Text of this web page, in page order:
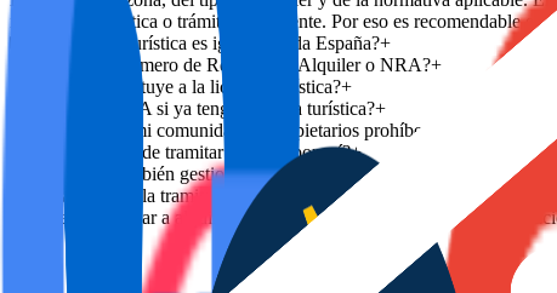
inscripción turística o trámite equivalente. Por eso es recomendable
¿La licencia turística es igual en toda España?+
¿Qué es el Número de Registro de Alquiler o NRA?+
¿El NRA sustituye a la licencia turística?+
¿Necesito NRA si ya tengo licencia turística?+
¿Qué pasa si mi comunidad de propietarios prohíbe el alquiler
¿DYGAV puede tramitar el NRA por mí?+
¿DYGAV también gestiona la vivienda después de tramitar la
¿Cuánto tarda la tramitación?+
¿Puedo empezar a alquilar justo después de presentar la